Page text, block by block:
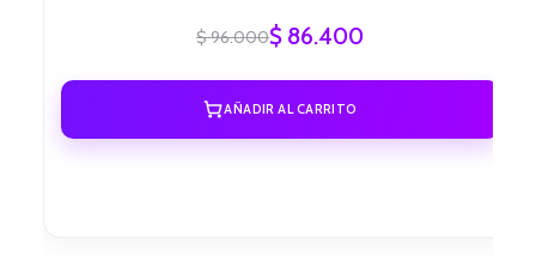
$96.000$ 86.400
AÑADIR AL CARRITO